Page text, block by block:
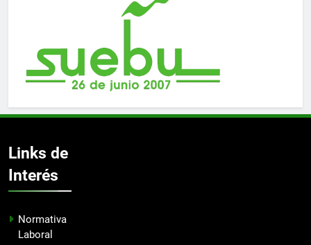
Links de
Interés
Normativa
Laboral